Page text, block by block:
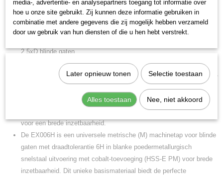
L001EX00M4XA002
EAN code
7320760768389
Productcode leverancier
L001EX00M4XA002
De Dormer L001EX00M4XA002 is een zogenaamde Duo Pack, een
set met:
2.5xD blinde gaten.
- HSS TiN-tip gecoate korte spiraalboor, voor staal <1200
N/mm², koper, messing en brons <200 HB, aluminium en aluminium-
Zo heeft men altijd de juiste voorboormaat bij de tap voorhanden.
Beide gereedschappen zijn voor algemeen gebruik en dus geschikt
voor een brede inzetbaarheid.
De EX006H is een universele metrische (M) machinetap voor blinde
gaten met draadtolerantie 6H in blanke poedermetallurgisch
snelstaal uitvoering met cobalt-toevoeging (HSS-E PM) voor brede
inzetbaarheid. Dit unieke basismateriaal biedt de perfecte
media-, advertentie- en analysepartners toegang tot informatie over
hoe u onze site gebruikt. Zij kunnen deze informatie gebruiken in
combinatie met andere gegevens die zij mogelijk hebben verzameld
door uw gebruik van hun diensten of die u hen hebt verstrekt.
Later opnieuw tonen Selectie toestaan
Alles toestaan Nee, niet akkoord